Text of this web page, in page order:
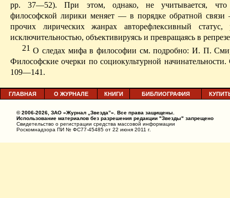
pp. 37—52).
При этом, однако, не учи­тывается, что
философской лирики меняет — в порядке обратной
прочих лирических жанрах авторефлексивный статус,
исключительностью, объективируясь и превращаясь в
21 О следах мифа в философии см. подробно: И. П.
Философские очерки посоциокультурной начинательности.
109—141.
ГЛАВНАЯ О ЖУРНАЛЕ КНИГИ БИБЛИОГРАФИЯ
© 2006-2026, ЗАО «Журнал „Звезда”». Все права защищены.
Использование материалов без разрешения редакции "Звезды" запрещено
Свидетельство о регистрации средства массовой информации
Роскомнадзора ПИ № ФС77-45485 от 22 июня 2011 г.